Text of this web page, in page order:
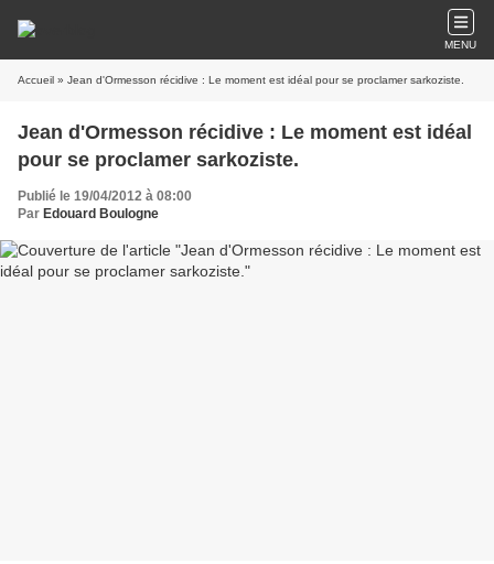
MENU
Accueil » Jean d'Ormesson récidive : Le moment est idéal pour se proclamer sarkoziste.
Jean d'Ormesson récidive : Le moment est idéal
pour se proclamer sarkoziste.
Publié le 19/04/2012 à 08:00
Par Edouard Boulogne